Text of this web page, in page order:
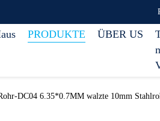
PRODUKTE ÜBER US
DC04 6.35*0.7MM walzte 10mm